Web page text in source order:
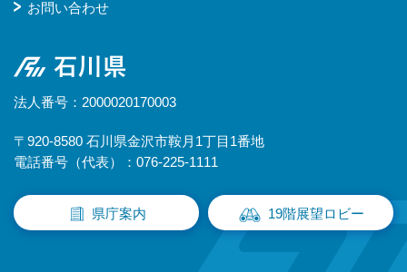
お問い合わせ
石川県
法人番号：2000020170003
〒920-8580 石川県金沢市鞍月1丁目1番地
電話番号（代表）：076-225-1111
県庁案内 19階展望ロビー